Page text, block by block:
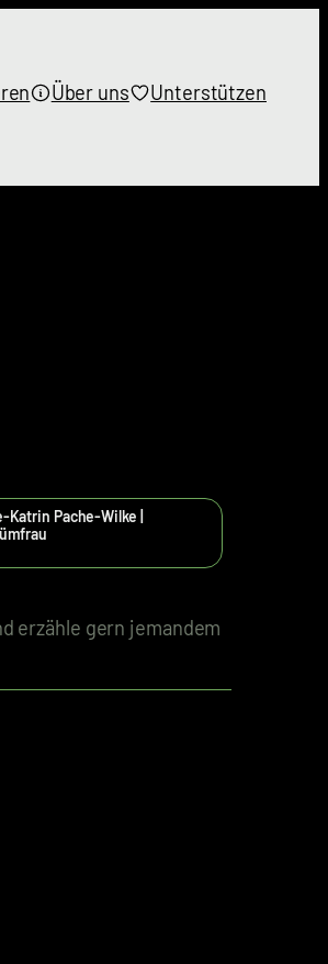
Über uns Unterstützen
Katrin Pache-Wilke |
erzähle gern jemandem